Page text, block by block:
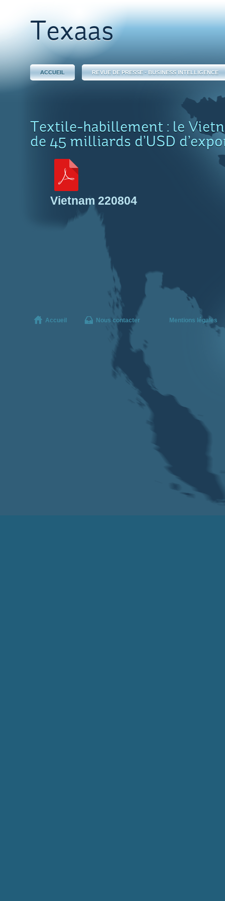
Texaas
ACCUEIL REVUE DE PRESSE - BUSINESS INTELLIGENCE
Textile-habillement : le
de 45 milliards d’USD
Vietnam 220804
Accueil Nous contacter Mentions légales